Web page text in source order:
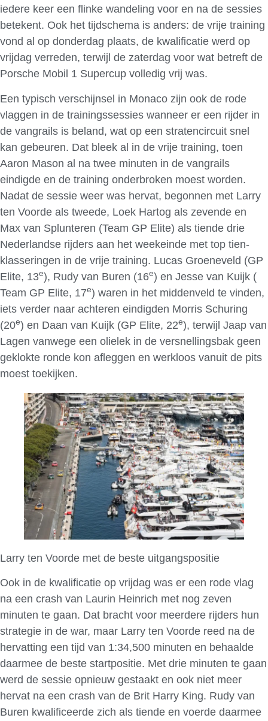
iedere keer een flinke wandeling voor en na de sessies
betekent. Ook het tijdschema is anders: de vrije training
vond al op donderdag plaats, de kwalificatie werd op
vrijdag verreden, terwijl de zaterdag voor wat betreft de
Porsche Mobil 1 Supercup volledig vrij was.
Een typisch verschijnsel in Monaco zijn ook de rode
vlaggen in de trainingssessies wanneer er een rijder in
de vangrails is beland, wat op een stratencircuit snel
kan gebeuren. Dat bleek al in de vrije training, toen
Aaron Mason al na twee minuten in de vangrails
eindigde en de training onderbroken moest worden.
Nadat de sessie weer was hervat, begonnen met Larry
ten Voorde als tweede, Loek Hartog als zevende en
Max van Splunteren (Team GP Elite) als tiende drie
Nederlandse rijders aan het weekeinde met top tien-
klasseringen in de vrije training. Lucas Groeneveld (GP
Elite, 13e), Rudy van Buren (16e) en Jesse van Kuijk (
Team GP Elite, 17e) waren in het middenveld te vinden,
iets verder naar achteren eindigden Morris Schuring
(20e) en Daan van Kuijk (GP Elite, 22e), terwijl Jaap van
Lagen vanwege een olielek in de versnellingsbak geen
geklokte ronde kon afleggen en werkloos vanuit de pits
moest toekijken.
Larry ten Voorde met de beste uitgangspositie
Ook in de kwalificatie op vrijdag was er een rode vlag
na een crash van Laurin Heinrich met nog zeven
minuten te gaan. Dat bracht voor meerdere rijders hun
strategie in de war, maar Larry ten Voorde reed na de
hervatting een tijd van 1:34,500 minuten en behaalde
daarmee de beste startpositie. Met drie minuten te gaan
werd de sessie opnieuw gestaakt en ook niet meer
hervat na een crash van de Brit Harry King. Rudy van
Buren kwalificeerde zich als tiende en voerde daarmee